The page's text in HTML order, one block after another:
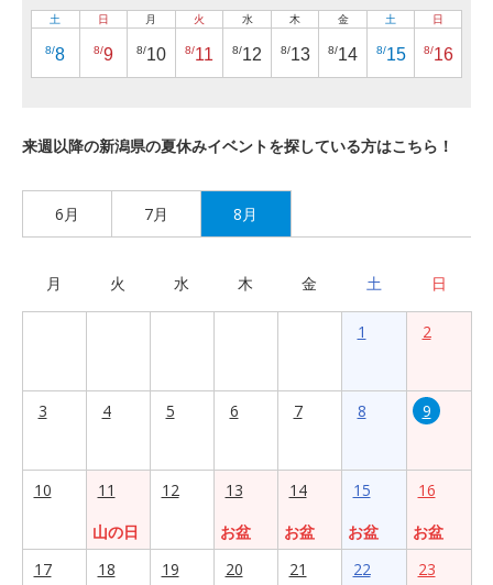
土
8/8
日
8/9
月
8/10
火
8/11
水
8/12
木
8/13
金
8/14
土
8/15
日
8/16
来週以降の新潟県の夏休みイベントを探している方はこちら！
6月 7月 8月
月 火 水 木 金 土 日
1 2
3 4 5 6 7 8 9
10
11
山の日
12
13
お盆
14
お盆
15
お盆
16
お盆
17
18 19 20 21 22 23